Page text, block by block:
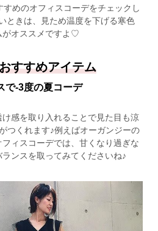
めのオフィスコーデをチェックし
ときは、見ため温度を下げる寒色
がオススメですよ♡
すすめアイテム
で-3度の夏コーデ
感を取り入れることで見た目も涼
つくれます♪例えばオーガンジーの
ィスコーデでは、甘くなり過ぎな
ンスを取ってみてくださいね♪